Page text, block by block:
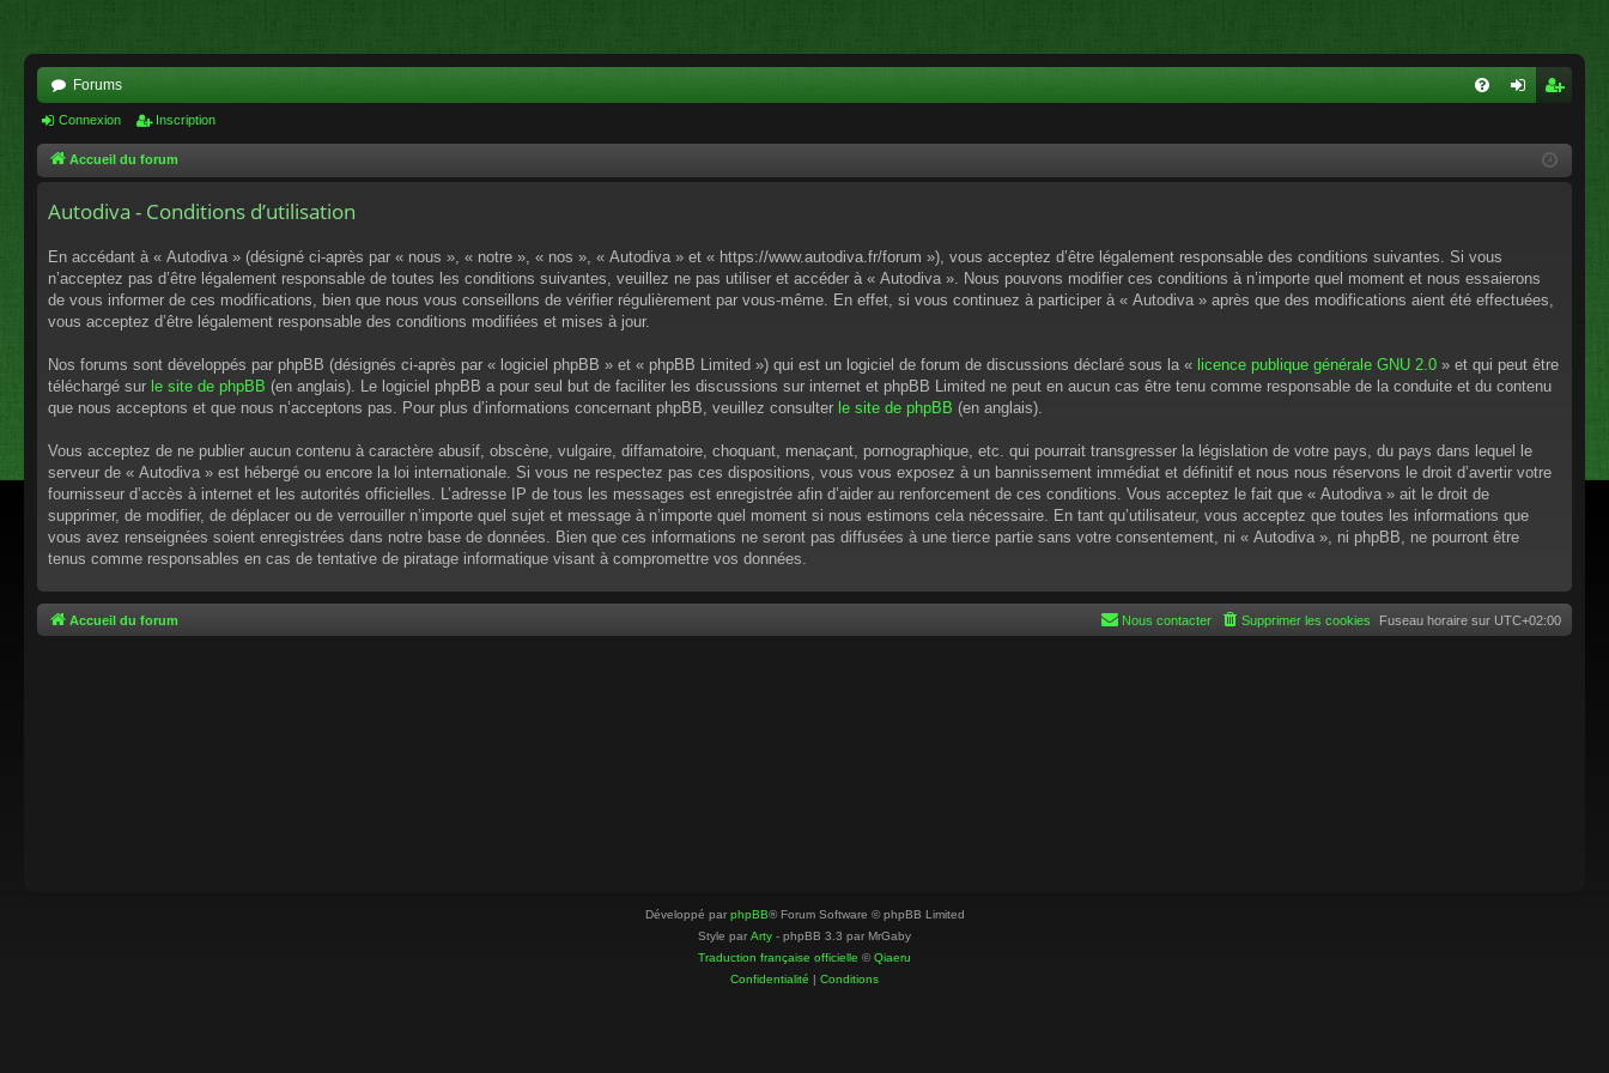
Forums
cri
Connexion Inscription
Accueil du forum
Autodiva - Conditions d’utilisation
En accédant à « Autodiva » (désigné ci-après par « nous », « notre », « nos », « Autodiva » et « https://www.autodiva.fr/forum »), vous acceptez d’être légalement responsable des conditions suivantes. Si vous
n’acceptez pas d’être légalement responsable de toutes les conditions suivantes, veuillez ne pas utiliser et accéder à « Autodiva ». Nous pouvons modifier ces conditions à n’importe quel moment et nous essaierons
de vous informer de ces modifications, bien que nous vous conseillons de vérifier régulièrement par vous-même. En effet, si vous continuez à participer à « Autodiva » après que des modifications aient été effectuées,
vous acceptez d’être légalement responsable des conditions modifiées et mises à jour.
Nos forums sont développés par phpBB (désignés ci-après par « logiciel phpBB » et « phpBB Limited ») qui est un logiciel de forum de discussions déclaré sous la « licence publique générale GNU 2.0 » et qui peut être
téléchargé sur le site de phpBB (en anglais). Le logiciel phpBB a pour seul but de faciliter les discussions sur internet et phpBB Limited ne peut en aucun cas être tenu comme responsable de la conduite et du contenu
que nous acceptons et que nous n’acceptons pas. Pour plus d’informations concernant phpBB, veuillez consulter le site de phpBB (en anglais).
Vous acceptez de ne publier aucun contenu à caractère abusif, obscène, vulgaire, diffamatoire, choquant, menaçant, pornographique, etc. qui pourrait transgresser la législation de votre pays, du pays dans lequel le
serveur de « Autodiva » est hébergé ou encore la loi internationale. Si vous ne respectez pas ces dispositions, vous vous exposez à un bannissement immédiat et définitif et nous nous réservons le droit d’avertir votre
fournisseur d’accès à internet et les autorités officielles. L’adresse IP de tous les messages est enregistrée afin d’aider au renforcement de ces conditions. Vous acceptez le fait que « Autodiva » ait le droit de
supprimer, de modifier, de déplacer ou de verrouiller n’importe quel sujet et message à n’importe quel moment si nous estimons cela nécessaire. En tant qu’utilisateur, vous acceptez que toutes les informations que
vous avez renseignées soient enregistrées dans notre base de données. Bien que ces informations ne seront pas diffusées à une tierce partie sans votre consentement, ni « Autodiva », ni phpBB, ne pourront être
tenus comme responsables en cas de tentative de piratage informatique visant à compromettre vos données.
Accueil du forum Fuseau horaire sur UTC+02:00
Supprimer les cookies
Nous contacter
Développé par phpBB® Forum Software © phpBB Limited
Style par Arty - phpBB 3.3 par MrGaby
Traduction française officielle ©Qiaeru
Confidentialité | Conditions